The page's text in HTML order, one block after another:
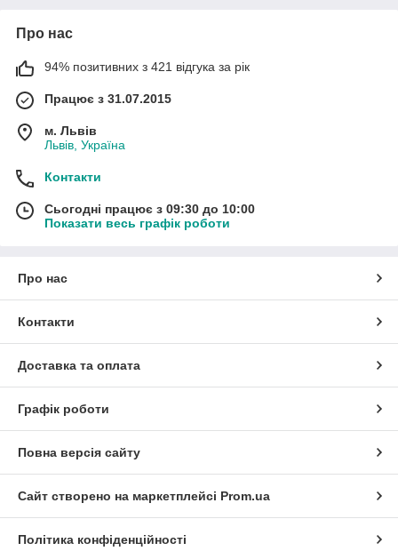
Про нас
94% позитивних з 421 відгука за рік
Працює з 31.07.2015
м. Львів
Львів, Україна
Контакти
Сьогодні працює з 09:30 до 10:00
Показати весь графік роботи
Про нас
Контакти
Доставка та оплата
Графік роботи
Повна версія сайту
Сайт створено на маркетплейсі Prom.ua
Політика конфіденційності